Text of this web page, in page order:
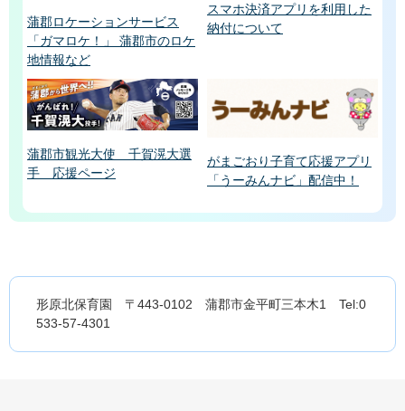
蒲郡ロケーションサービス
「ガマロケ！」 蒲郡市のロケ
地情報など
スマホ決済アプリを利用した
納付について
蒲郡市観光大使 千賀滉大選
手 応援ページ
がまごおり子育て応援アプリ
「うーみんナビ」配信中！
形原北保育園 〒443-0102 蒲郡市金平町三本木1 Tel:0
533-57-4301